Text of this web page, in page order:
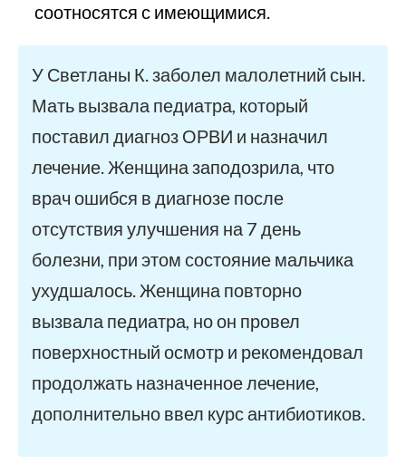
соотносятся с имеющимися.
У Светланы К. заболел малолетний сын.
Мать вызвала педиатра, который
поставил диагноз ОРВИ и назначил
лечение. Женщина заподозрила, что
врач ошибся в диагнозе после
отсутствия улучшения на 7 день
болезни, при этом состояние мальчика
ухудшалось. Женщина повторно
вызвала педиатра, но он провел
поверхностный осмотр и рекомендовал
продолжать назначенное лечение,
дополнительно ввел курс антибиотиков.